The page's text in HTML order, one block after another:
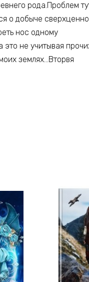
рода.Проблем
о добыче
нос одному
это не учитывая
землях…Вторвя